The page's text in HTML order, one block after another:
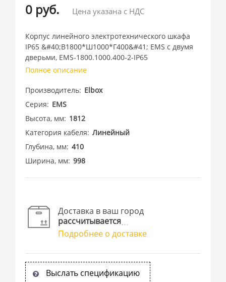
0 руб. Цена указана с НДС
Корпус линейного электротехнического шкафа
IP65 &#40;В1800*Ш1000*Г400&#41; EMS c двумя
дверьми, EMS-1800.1000.400-2-IP65
Полное описание
Производитель Elbox
Серия
EMS
Высота, мм
1812
Категория кабеля Линейный
Глубина, мм 410
Ширина, мм 998
Доставка в ваш город
рассчитывается
Подробнее о доставке
Выслать спецификацию